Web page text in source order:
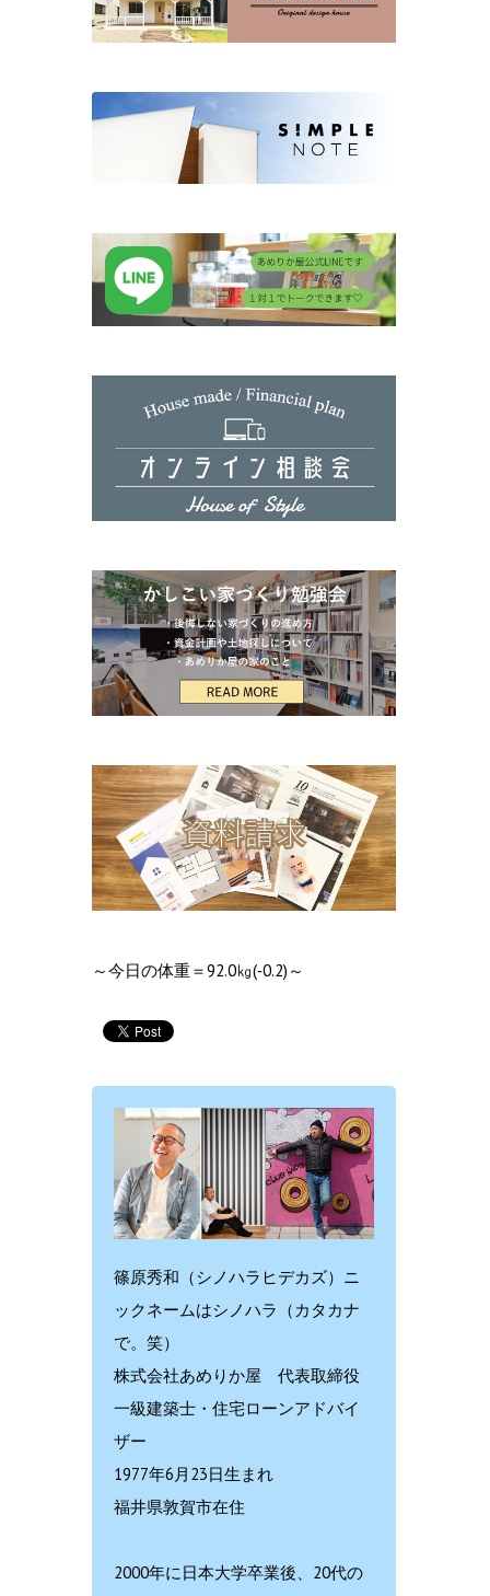
～今日の体重＝92.0㎏(‐0.2)～
篠原秀和（シノハラヒデカズ）ニ
ックネームはシノハラ（カタカナ
で。笑）
株式会社あめりか屋 代表取締役
一級建築士・住宅ローンアドバイ
ザー
1977年6月23日生まれ
福井県敦賀市在住
2000年に日本大学卒業後、20代の